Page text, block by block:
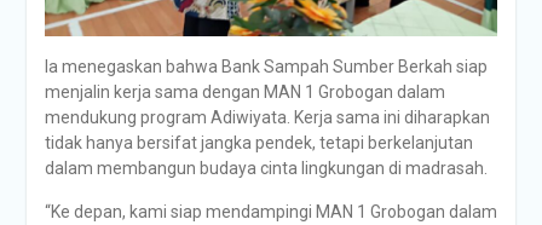
Ia menegaskan bahwa Bank Sampah Sumber Berkah siap
menjalin kerja sama dengan MAN 1 Grobogan dalam
mendukung program Adiwiyata. Kerja sama ini diharapkan
tidak hanya bersifat jangka pendek, tetapi berkelanjutan
dalam membangun budaya cinta lingkungan di madrasah.
“Ke depan, kami siap mendampingi MAN 1 Grobogan dalam